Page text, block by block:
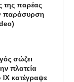
της παρέας
παράσυρση
σώζει
πλατεία
ΙΧ κατέγραψε